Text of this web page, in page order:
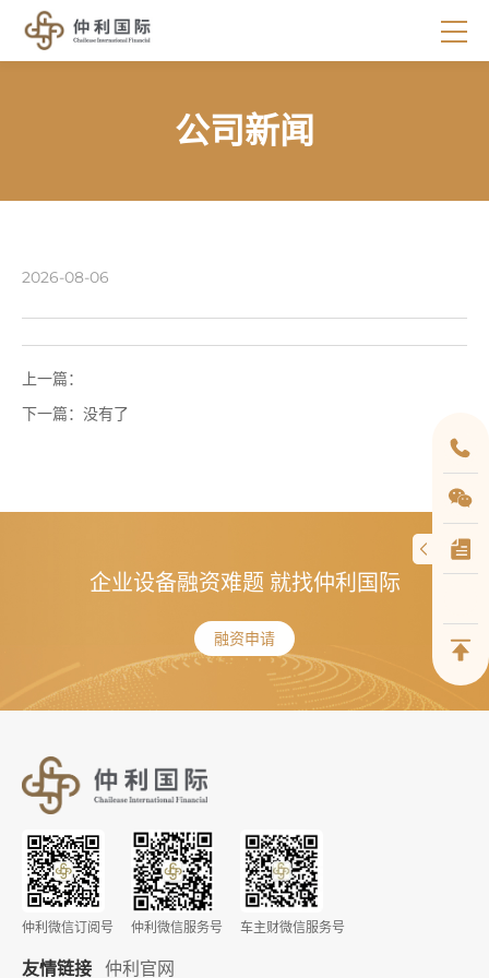
公司新闻
2026-08-06
上一篇：
下一篇： 没有了
企业设备融资难题 就找仲利国际
融资申请
仲利微信订阅号 仲利微信服务号 车主财微信服务号
友情链接 仲利官网